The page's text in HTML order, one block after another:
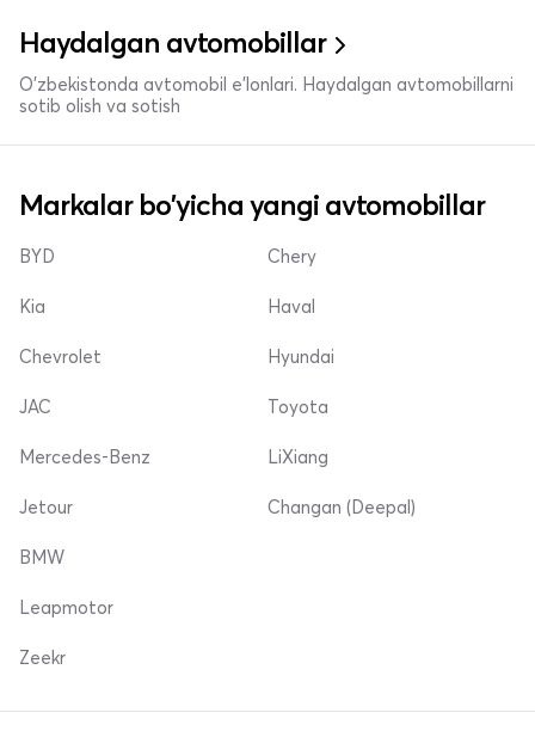
Haydalgan avtomobillar
O'zbekistonda avtomobil e’lonlari. Haydalgan avtomobillarni
sotib olish va sotish
Markalar bo'yicha yangi avtomobillar
BYD
Kia
Chevrolet
Chery
Haval
Hyundai
JAC
Mercedes-Benz
Jetour
Toyota
LiXiang
Changan (Deepal)
BMW
Leapmotor
Zeekr